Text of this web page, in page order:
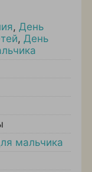
, День
, День
мальчика